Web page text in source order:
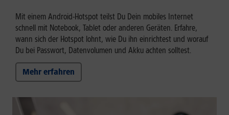
Mit einem Android-Hotspot teilst Du Dein mobiles Internet
schnell mit Notebook, Tablet oder anderen Geräten. Erfahre,
wann sich der Hotspot lohnt, wie Du ihn einrichtest und worauf
Du bei Passwort, Datenvolumen und Akku achten solltest.
Mehr erfahren